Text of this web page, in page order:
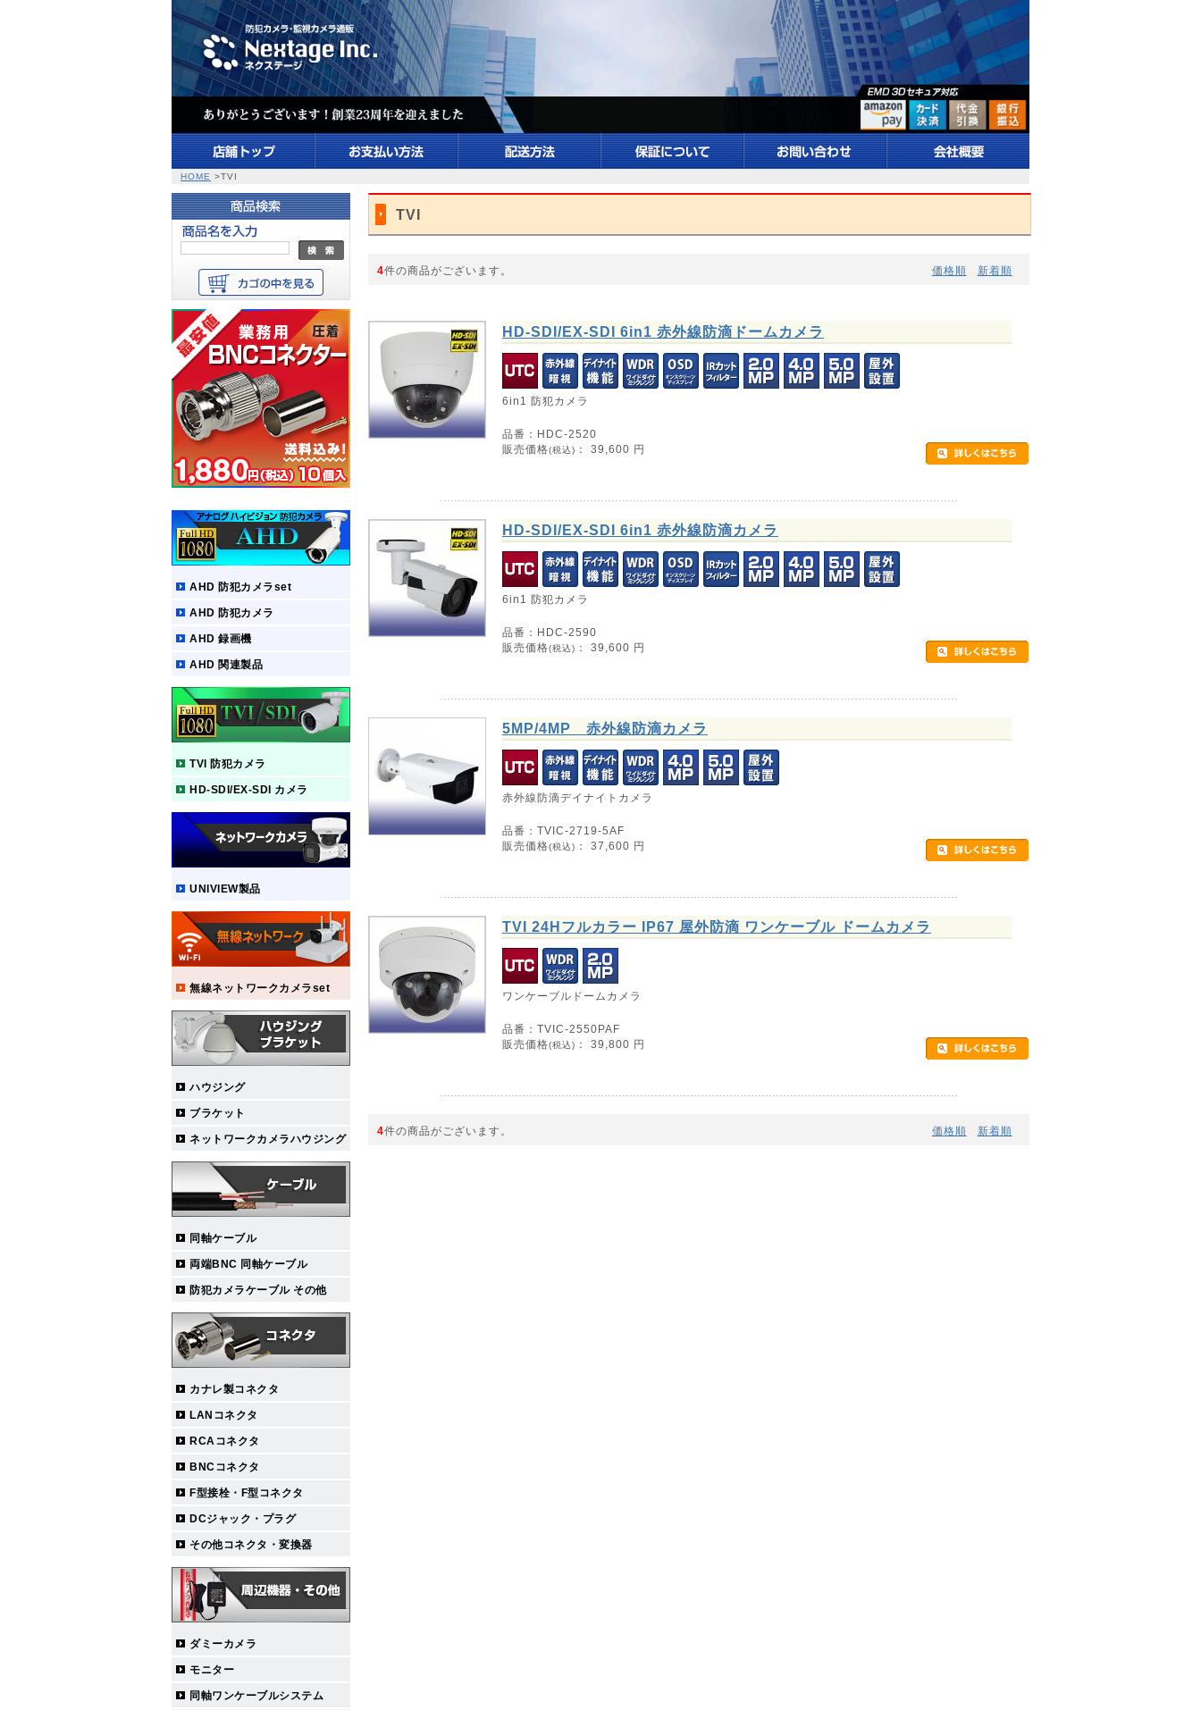
HOME >TVI
AHD 防犯カメラset
AHD 防犯カメラ
AHD 録画機
AHD 関連製品
TVI 防犯カメラ
HD-SDI/EX-SDI カメラ
UNIVIEW製品
無線ネットワークカメラset
ハウジング
ブラケット
ネットワークカメラハウジング
同軸ケーブル
両端BNC 同軸ケーブル
防犯カメラケーブル その他
カナレ製コネクタ
LANコネクタ
RCAコネクタ
BNCコネクタ
F型接栓・F型コネクタ
DCジャック・プラグ
その他コネクタ・変換器
ダミーカメラ
モニター
同軸ワンケーブルシステム
TVI
4件の商品がございます。 価格順 新着順
HD-SDI/EX-SDI 6in1 赤外線防滴ドームカメラ
6in1 防犯カメラ
品番：HDC-2520
販売価格(税込) ： 39,600 円
HD-SDI/EX-SDI 6in1 赤外線防滴カメラ
6in1 防犯カメラ
品番：HDC-2590
販売価格(税込) ： 39,600 円
5MP/4MP 赤外線防滴カメラ
赤外線防滴デイナイトカメラ
品番：TVIC-2719-5AF
販売価格(税込) ： 37,600 円
TVI 24Hフルカラー IP67 屋外防滴 ワンケーブル ドームカメラ
ワンケーブルドームカメラ
品番：TVIC-2550PAF
販売価格(税込) ： 39,800 円
4件の商品がございます。 価格順 新着順